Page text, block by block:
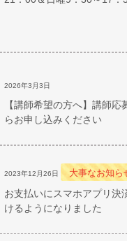
2026年3月3日
【講師希望の方へ】講師応
らお申し込みください
2023年12月26日 大事なお知ら
お支払いにスマホアプリ決
けるようになりました